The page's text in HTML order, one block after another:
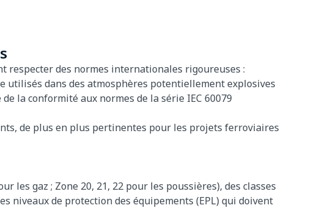
des normes internationales rigoureuses :
dans des atmosphères potentiellement explosives
la conformité aux normes de la série IEC 60079
de plus en plus pertinentes pour les projets ferroviaires
les gaz ; Zone 20, 21, 22 pour les poussières), des classes
niveaux de protection des équipements (EPL) qui doivent